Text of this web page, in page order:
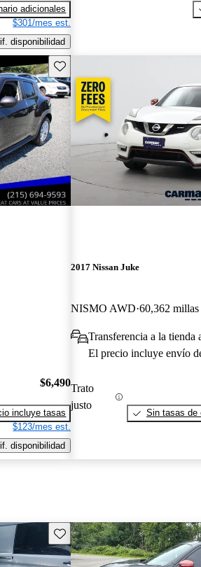
adicionales
$301/mes est.
disponibilidad
Guarda este Aviso
$6,490
incluye tasas
$123/mes est.
disponibilidad
2017 Nissan Juke
NISMO AWD 60,362 millas
Transferencia a la tienda
El precio incluye envío
Trato
justo
Sin tasas de
Guarda este Aviso